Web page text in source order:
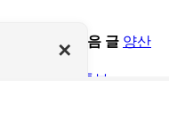
카페 운영 다음 글 양산
유투브
.
✕